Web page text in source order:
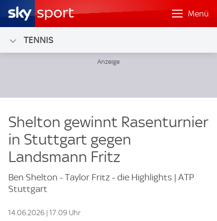
Menü
TENNIS
Shelton gewinnt Rasenturnier
in Stuttgart gegen
Landsmann Fritz
Ben Shelton - Taylor Fritz - die Highlights | ATP
Stuttgart
14.06.2026 | 17:09 Uhr